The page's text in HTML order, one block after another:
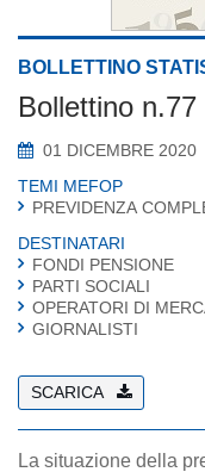
BOLLETTINO
Bollettino
01 DICEMBRE 2020
TEMI MEFOP
PREVIDENZA
DESTINATARI
FONDI PENSIONE
PARTI SOCIALI
OPERATORI DI
GIORNALISTI
SCARICA
La situazione della